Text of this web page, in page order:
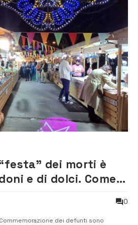
dei morti è
e di dolci. Come
0
dei defunti sono